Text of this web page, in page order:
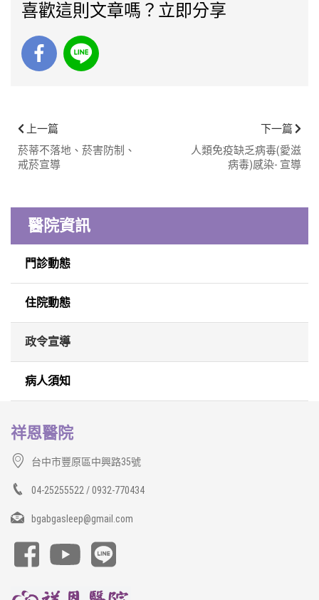
喜歡這則文章嗎？立即分享
上一篇
菸蒂不落地、菸害防制、
戒菸宣導
下一篇
人類免疫缺乏病毒(愛滋
病毒)感染- 宣導
醫院資訊
門診動態
住院動態
政令宣導
病人須知
祥恩醫院
台中市豐原區中興路35號
04-25255522 / 0932-770434
bgabgasleep@gmail.com